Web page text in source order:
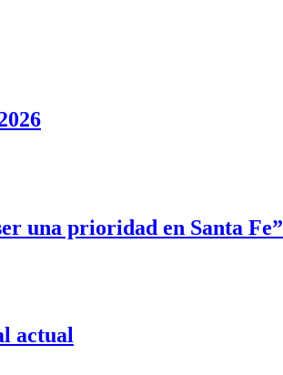
una prioridad en Santa Fe”
actual